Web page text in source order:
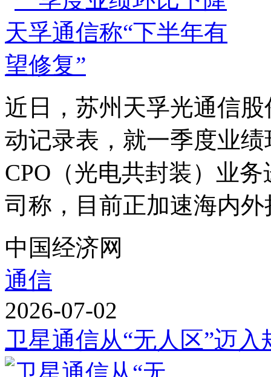
近日，苏州天孚光通信
动记录表，就一季度业
CPO（光电共封装）业
司称，目前正加速海内
中国经济网
通信
2026-07-02
卫星通信从“无人区”迈